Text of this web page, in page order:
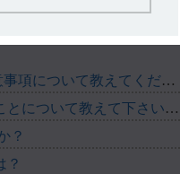
用 11.1重大な副作用 11.1.8 腎障
ドブック IV. Q&A Q16 ｐ
【チョコラA・錠・末・滴】 用法及び用量や投与時の注意事項について教えてください。
【レンビマ】 投与開始前および投与期間中に注意すべきことについて教えて下さい。
？
？